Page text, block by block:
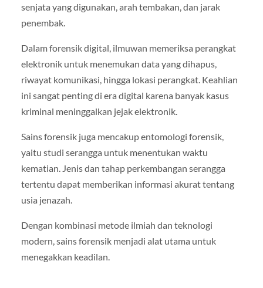
senjata yang digunakan, arah tembakan, dan jarak
penembak.
Dalam forensik digital, ilmuwan memeriksa perangkat
elektronik untuk menemukan data yang dihapus,
riwayat komunikasi, hingga lokasi perangkat. Keahlian
ini sangat penting di era digital karena banyak kasus
kriminal meninggalkan jejak elektronik.
Sains forensik juga mencakup entomologi forensik,
yaitu studi serangga untuk menentukan waktu
kematian. Jenis dan tahap perkembangan serangga
tertentu dapat memberikan informasi akurat tentang
usia jenazah.
Dengan kombinasi metode ilmiah dan teknologi
modern, sains forensik menjadi alat utama untuk
menegakkan keadilan.